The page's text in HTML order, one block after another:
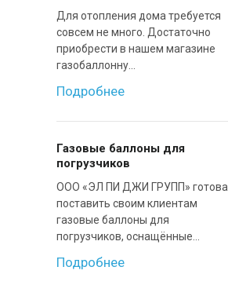
Для отопления дома требуется
совсем не много. Достаточно
приобрести в нашем магазине
газобаллонну...
Подробнее
Газовые баллоны для
погрузчиков
ООО «ЭЛ ПИ ДЖИ ГРУПП» готова
поставить своим клиентам
газовые баллоны для
погрузчиков, оснащённые...
Подробнее